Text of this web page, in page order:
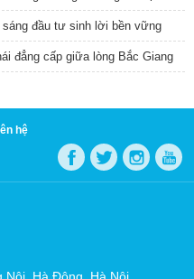
đầu tư sinh lời bền vững
đẳng cấp giữa lòng Bắc Giang
hệ